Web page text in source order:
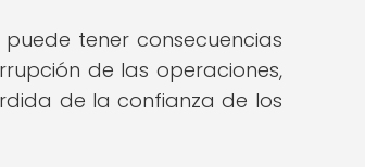
tener consecuencias
de las operaciones,
de la confianza de los